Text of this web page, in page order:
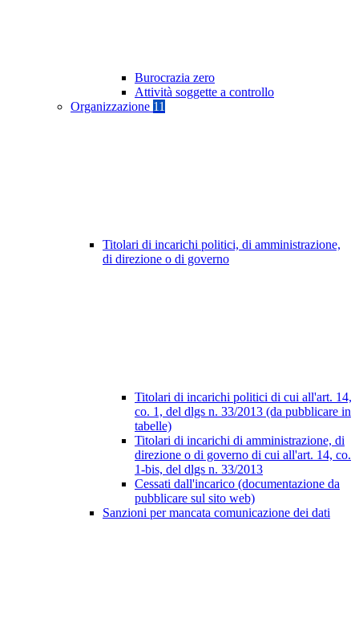
Burocrazia zero
Attività soggette a controllo
Organizzazione 11
Titolari di incarichi politici, di amministrazione,
di direzione o di governo
Titolari di incarichi politici di cui all'art. 14,
co. 1, del dlgs n. 33/2013 (da pubblicare in
tabelle)
Titolari di incarichi di amministrazione, di
direzione o di governo di cui all'art. 14, co.
1-bis, del dlgs n. 33/2013
Cessati dall'incarico (documentazione da
pubblicare sul sito web)
Sanzioni per mancata comunicazione dei dati